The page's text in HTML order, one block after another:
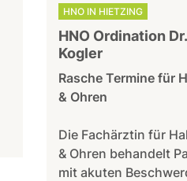
HNO IN HIETZING
HNO Ordination
Kogler
Rasche Termine für
& Ohren
Die Fachärztin für
& Ohren behandelt
mit akuten